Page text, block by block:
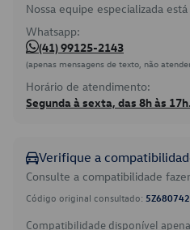
Nossa equipe especializada
Whatsapp:
(41) 99125-2143
(apenas mensagens de texto, não
Horário de atendimento:
Segunda à sexta, das 8h às 17h.
Verifique a
Consulte a compatibilidade
Código original consultado:
Compatibilidade disponível